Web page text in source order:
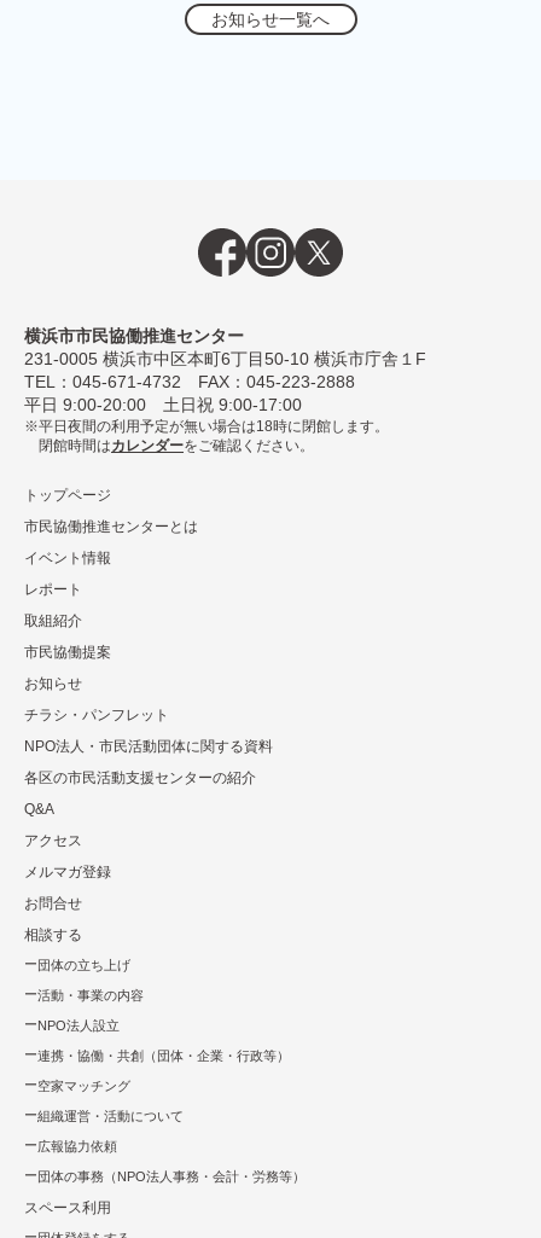
お知らせ一覧へ
横浜市市民協働推進センター
231-0005 横浜市中区本町6丁⽬50-10 横浜市庁舎１F
TEL： 045-671-4732 FAX：045-223-2888
平⽇ 9:00-20:00 ⼟⽇祝 9:00-17:00
平日夜間の利用予定が無い場合は18時に閉館します。
閉館時間はカレンダーをご確認ください。
トップページ
市民協働推進センターとは
イベント情報
レポート
取組紹介
市⺠協働提案
お知らせ
チラシ・パンフレット
NPO法⼈・市⺠活動団体に関する資料
各区の市⺠活動⽀援センターの紹介
Q&A
アクセス
メルマガ登録
お問合せ
相談する
団体の立ち上げ
活動・事業の内容
NPO法⼈設⽴
連携・協働・共創（団体・企業・⾏政等）
空家マッチング
組織運営・活動について
広報協⼒依頼
団体の事務（NPO法人事務・会計・労務等）
スペース利用